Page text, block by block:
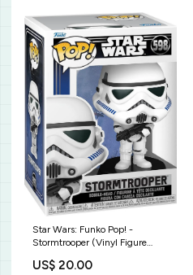
Star Wars: Funko Pop! -
Stormtrooper (Vinyl Figure
US$ 20.00